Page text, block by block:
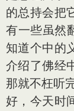
的总持会把
有一些虽然
知道个中的
介绍了佛经
那就不枉听
好，今天时